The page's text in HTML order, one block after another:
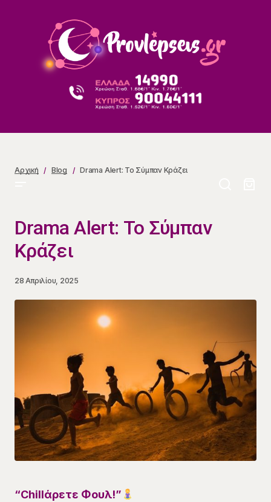
Αρχική Blog Drama Alert: Το Σύμπαν Κράζει
Drama Alert: Το Σύμπαν
Κράζει
28 Απριλίου, 2025
“Chillάρετε Φουλ!”